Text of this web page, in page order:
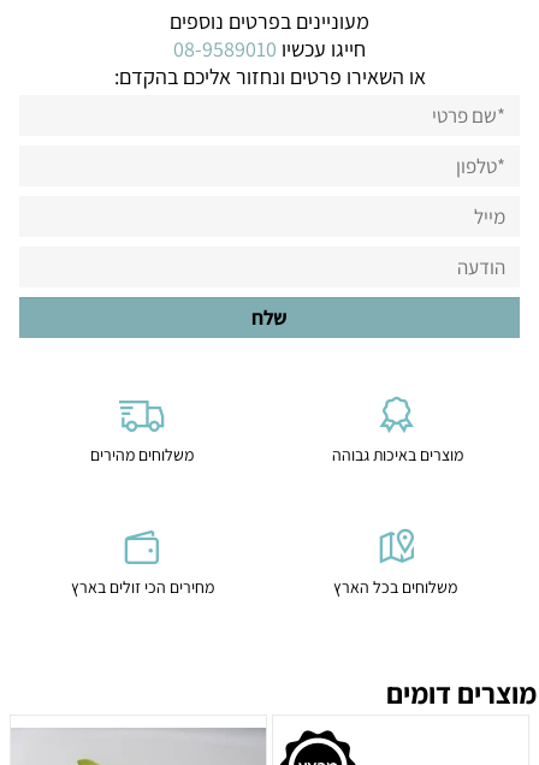
מעוניינים בפרטים נוספים
חייגו עכשיו 08-9589010
או השאירו פרטים ונחזור אליכם בהקדם:
מוצרים באיכות גבוהה משלוחים מהירים
משלוחים בכל הארץ מחירים הכי זולים בארץ
מוצרים דומים